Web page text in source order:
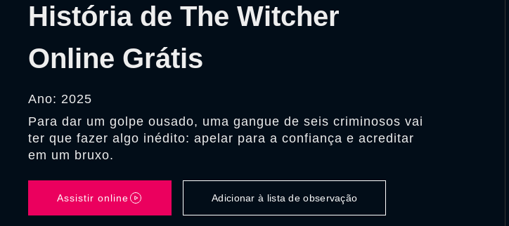
História de The Witcher
Online Grátis
Ano: 2025
Para dar um golpe ousado, uma gangue de seis criminosos vai
ter que fazer algo inédito: apelar para a confiança e acreditar
em um bruxo.
Assistir online Adicionar à lista de observação